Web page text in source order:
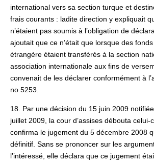
international vers sa section turque et
frais courants : ladite direction y expliquait
n’étaient pas soumis à l’obligation de
ajoutait que ce n’était que lorsque des
étrangère étaient transférés à la section
association internationale aux fins de
convenait de les déclarer conformément à
no 5253.
18. Par une décision du 15 juin 2009
juillet 2009, la cour d’assises débouta
confirma le jugement du 5 décembre 2008
définitif. Sans se prononcer sur les
l’intéressé, elle déclara que ce jugement